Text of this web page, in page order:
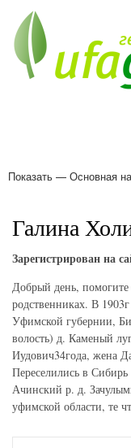
Основная
Показать — Основная
Галина
Зарегистрирован на
Добрый день,
родственниках. В
Уфимской губернии,
волость) д. Каменый
Иудович34года, жена
Переселились в
Ачинский р. д.
уфимской области, те